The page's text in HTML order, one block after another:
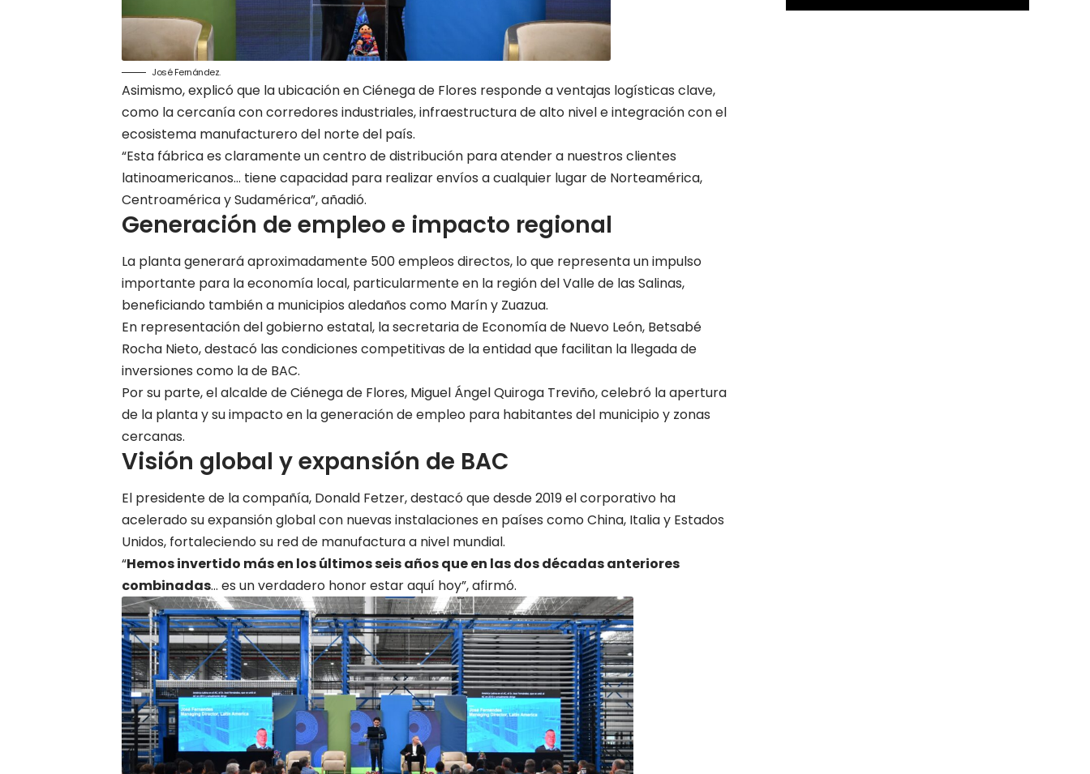
José Fernández.
Asimismo, explicó que la ubicación en Ciénega de Flores responde a ventajas logísticas clave,
como la cercanía con corredores industriales, infraestructura de alto nivel e integración con el
ecosistema manufacturero del norte del país.
“Esta fábrica es claramente un centro de distribución para atender a nuestros clientes
latinoamericanos… tiene capacidad para realizar envíos a cualquier lugar de Norteamérica,
Centroamérica y Sudamérica”, añadió.
Generación de empleo e impacto regional
La planta generará aproximadamente 500 empleos directos, lo que representa un impulso
importante para la economía local, particularmente en la región del Valle de las Salinas,
beneficiando también a municipios aledaños como Marín y Zuazua.
En representación del gobierno estatal, la secretaria de Economía de Nuevo León, Betsabé
Rocha Nieto, destacó las condiciones competitivas de la entidad que facilitan la llegada de
inversiones como la de BAC.
Por su parte, el alcalde de Ciénega de Flores, Miguel Ángel Quiroga Treviño, celebró la apertura
de la planta y su impacto en la generación de empleo para habitantes del municipio y zonas
cercanas.
Visión global y expansión de BAC
El presidente de la compañía, Donald Fetzer, destacó que desde 2019 el corporativo ha
acelerado su expansión global con nuevas instalaciones en países como China, Italia y Estados
Unidos, fortaleciendo su red de manufactura a nivel mundial.
“Hemos invertido más en los últimos seis años que en las dos décadas anteriores
combinadas… es un verdadero honor estar aquí hoy”, afirmó.